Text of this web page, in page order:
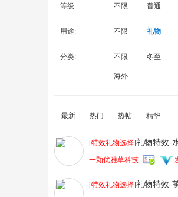
论
等级: 不限 普通
用途: 不限 礼物
分类: 不限 冬至
海外
最新 热门 热帖 精华
[特效礼物选择]礼物特效-
一颗优雅草科技
[特效礼物选择]礼物特效-